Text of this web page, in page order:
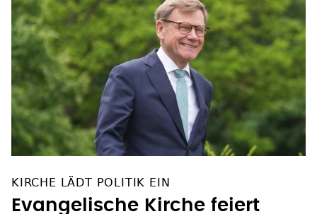
KIRCHE LÄDT POLITIK EIN
Evangelische Kirche feiert